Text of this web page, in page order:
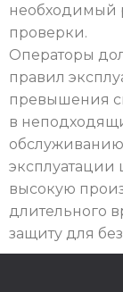
необходимый
проверки.
Операторы
правил
превышения
в
эксплуатации
высокую
длительного
защиту для